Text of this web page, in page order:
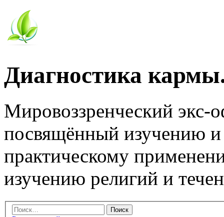
Диагностика
Мировоззренческий
посвящённый изучению
практическому
изучению религий и